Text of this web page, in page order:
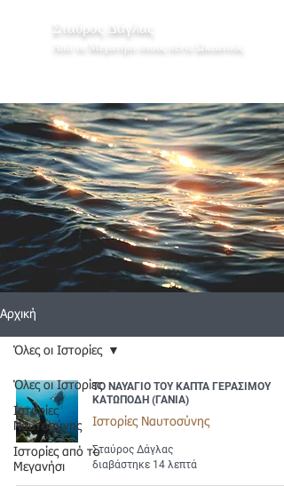
Σταύρος Δάγλας
Από το Μεγανήσι στους πέντε Ωκεανούς
Αρχική
Όλες οι Ιστορίες
Ιστορίες
Ναυτοσύνης
Ιστορίες από το
Μεγανήσι
Όλες οι Ιστορίες
ΤΟ ΝΑΥΑΓΙΟ ΤΟΥ ΚΑΠΤΑ ΓΕΡΑΣΙΜΟΥ
ΚΑΤΩΠΟΔΗ (ΓΑΝΙΑ)
Ιστορίες Ναυτοσύνης
Σταύρος Δάγλας
διαβάστηκε 14 λεπτά